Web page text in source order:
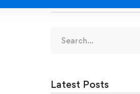
for:
Latest Posts